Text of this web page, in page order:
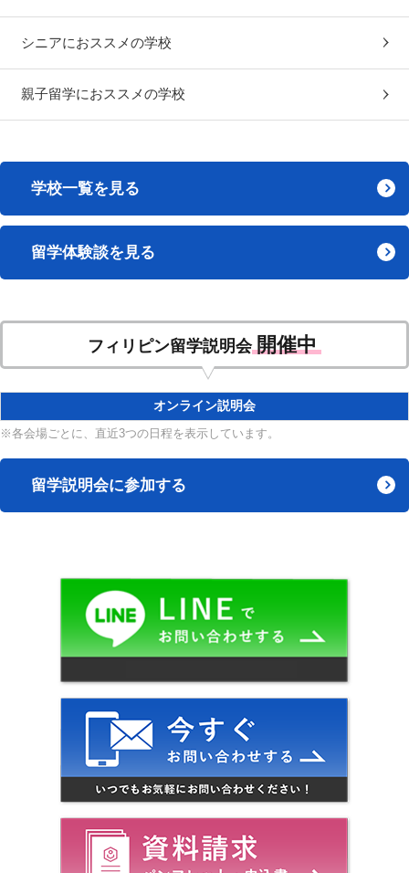
シニアにおススメの学校
親子留学におススメの学校
学校一覧を見る
留学体験談を見る
フィリピン留学説明会 開催中
オンライン説明会
※各会場ごとに、直近3つの日程を表示しています。
留学説明会に参加する